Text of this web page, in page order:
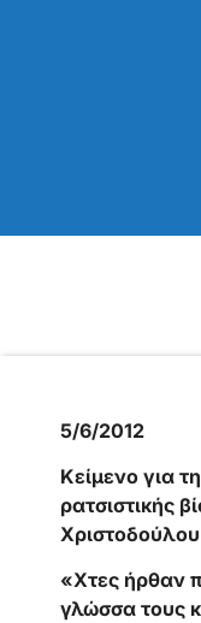
5/6/2012
Κείμενο για
ρατσιστικής
«Χτες ήρθαν
γλώσσα τους